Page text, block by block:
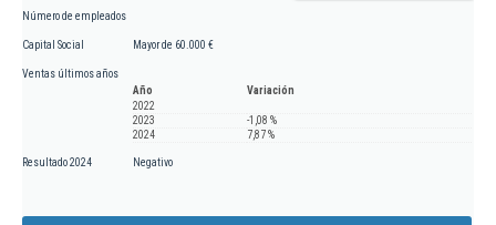
Número de empleados
Capital Social Mayor de 60.000 €
Ventas últimos años
Año
Variación
2022
2023
-1,08 %
2024
7,87 %
Resultado 2024 Negativo